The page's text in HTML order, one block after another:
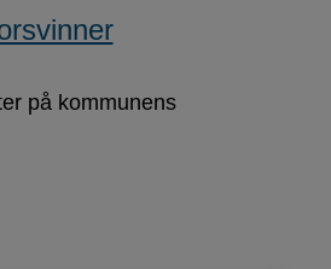
på kommunens